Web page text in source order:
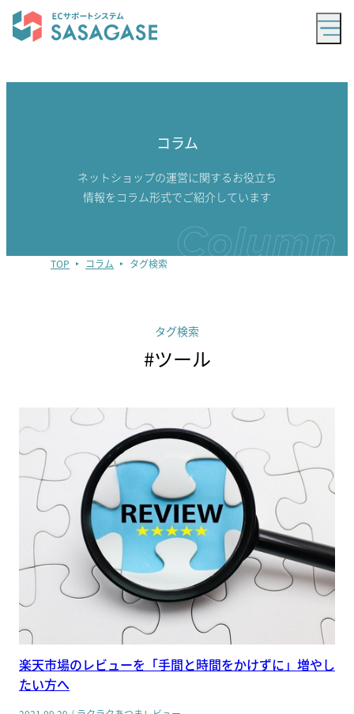
コラム
ネットショップの運営に関するお役立ち
情報をコラム形式でご紹介しています
TOP コラム タグ検索
タグ検索
#ツール
楽天市場のレビューを「手間と時間をかけずに」増やし
たい方へ